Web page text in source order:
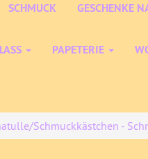
SCHMUCK GESCHENKE
PAPETERIE
Schmuckkästchen -